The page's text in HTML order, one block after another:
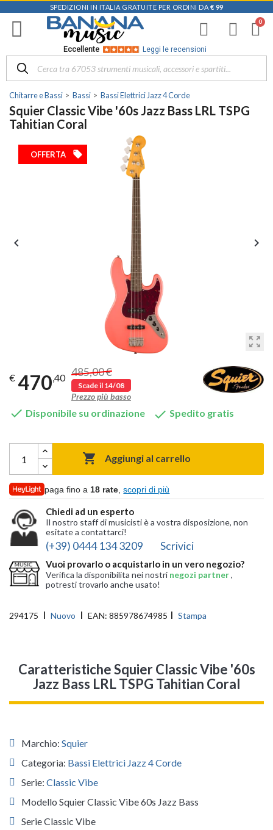
SPEDIZIONI IN ITALIA GRATUITE PER ORDINI DA € 99
Eccellente Leggi le recensioni
Chitarre e Bassi Bassi Bassi Elettrici Jazz 4 Corde
Squier Classic Vibe '60s Jazz Bass LRL TSPG
Tahitian Coral
OFFERTA local_offer
zoom_out_map
 
€ 470 ,40 485,00 €
Scade il 14/08
Prezzo più basso
 Disponibile su ordinazione  Spedito gratis
 Aggiungi al carrello
paga fino a 18 rate ,scopri di più
Chiedi ad un esperto
Il nostro staff di musicisti è a vostra disposizione, non
esitate a contattarci!
(+39) 0444 134 3209 Scrivici
Vuoi provarlo o acquistarlo in un vero negozio?
Verifica la disponibilita nei nostri negozi partner,
potresti trovarlo anche usato!
294175 Nuovo EAN: 885978674985 Stampa
Caratteristiche Squier Classic Vibe '60s
Jazz Bass LRL TSPG Tahitian Coral
Marchio: Squier
Categoria: Bassi Elettrici Jazz 4 Corde
Serie: Classic Vibe
Modello Squier Classic Vibe 60s Jazz Bass
Serie Classic Vibe